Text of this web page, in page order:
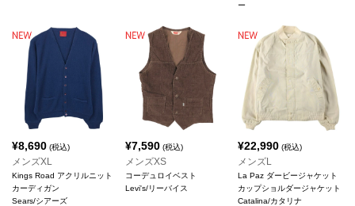
ー
¥8,690 (税込)
メンズXL
Kings Road アクリルニット
カーディガン
Sears/シアーズ
¥7,590(税込)
メンズXS
コーデュロイベスト
Levi's/リーバイス
¥22,990 (税込)
メンズL
La Paz ダービージャケット
カップショルダージャケット
Catalina/カタリナ